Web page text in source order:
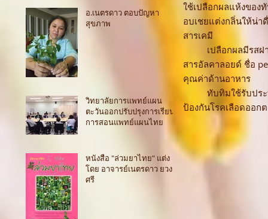
อ.เนตรดาว ตอบปัญหา
สุขภาพ
วิทยาลัยการแพทย์แผน
ตะวันออกปรับปรุงการเรียน
การสอนแพทย์แผนไทย
หนังสือ "ล่วมยาไทย" แต่ง
โดย อาจารย์เนตรดาว ยวง
ศรี
ใช้เปลือกผลแห้งของ
อบเชยแต่งกลิ่นให้น่า
สารเคมี
เปลือกผลมีรสฝาด
สารอัลคาลอยด์ ชื่อ
คุณค่าด้านอาหาร
ทับทิมใช้รับประทา
ป้องกันโรคเลือดออก